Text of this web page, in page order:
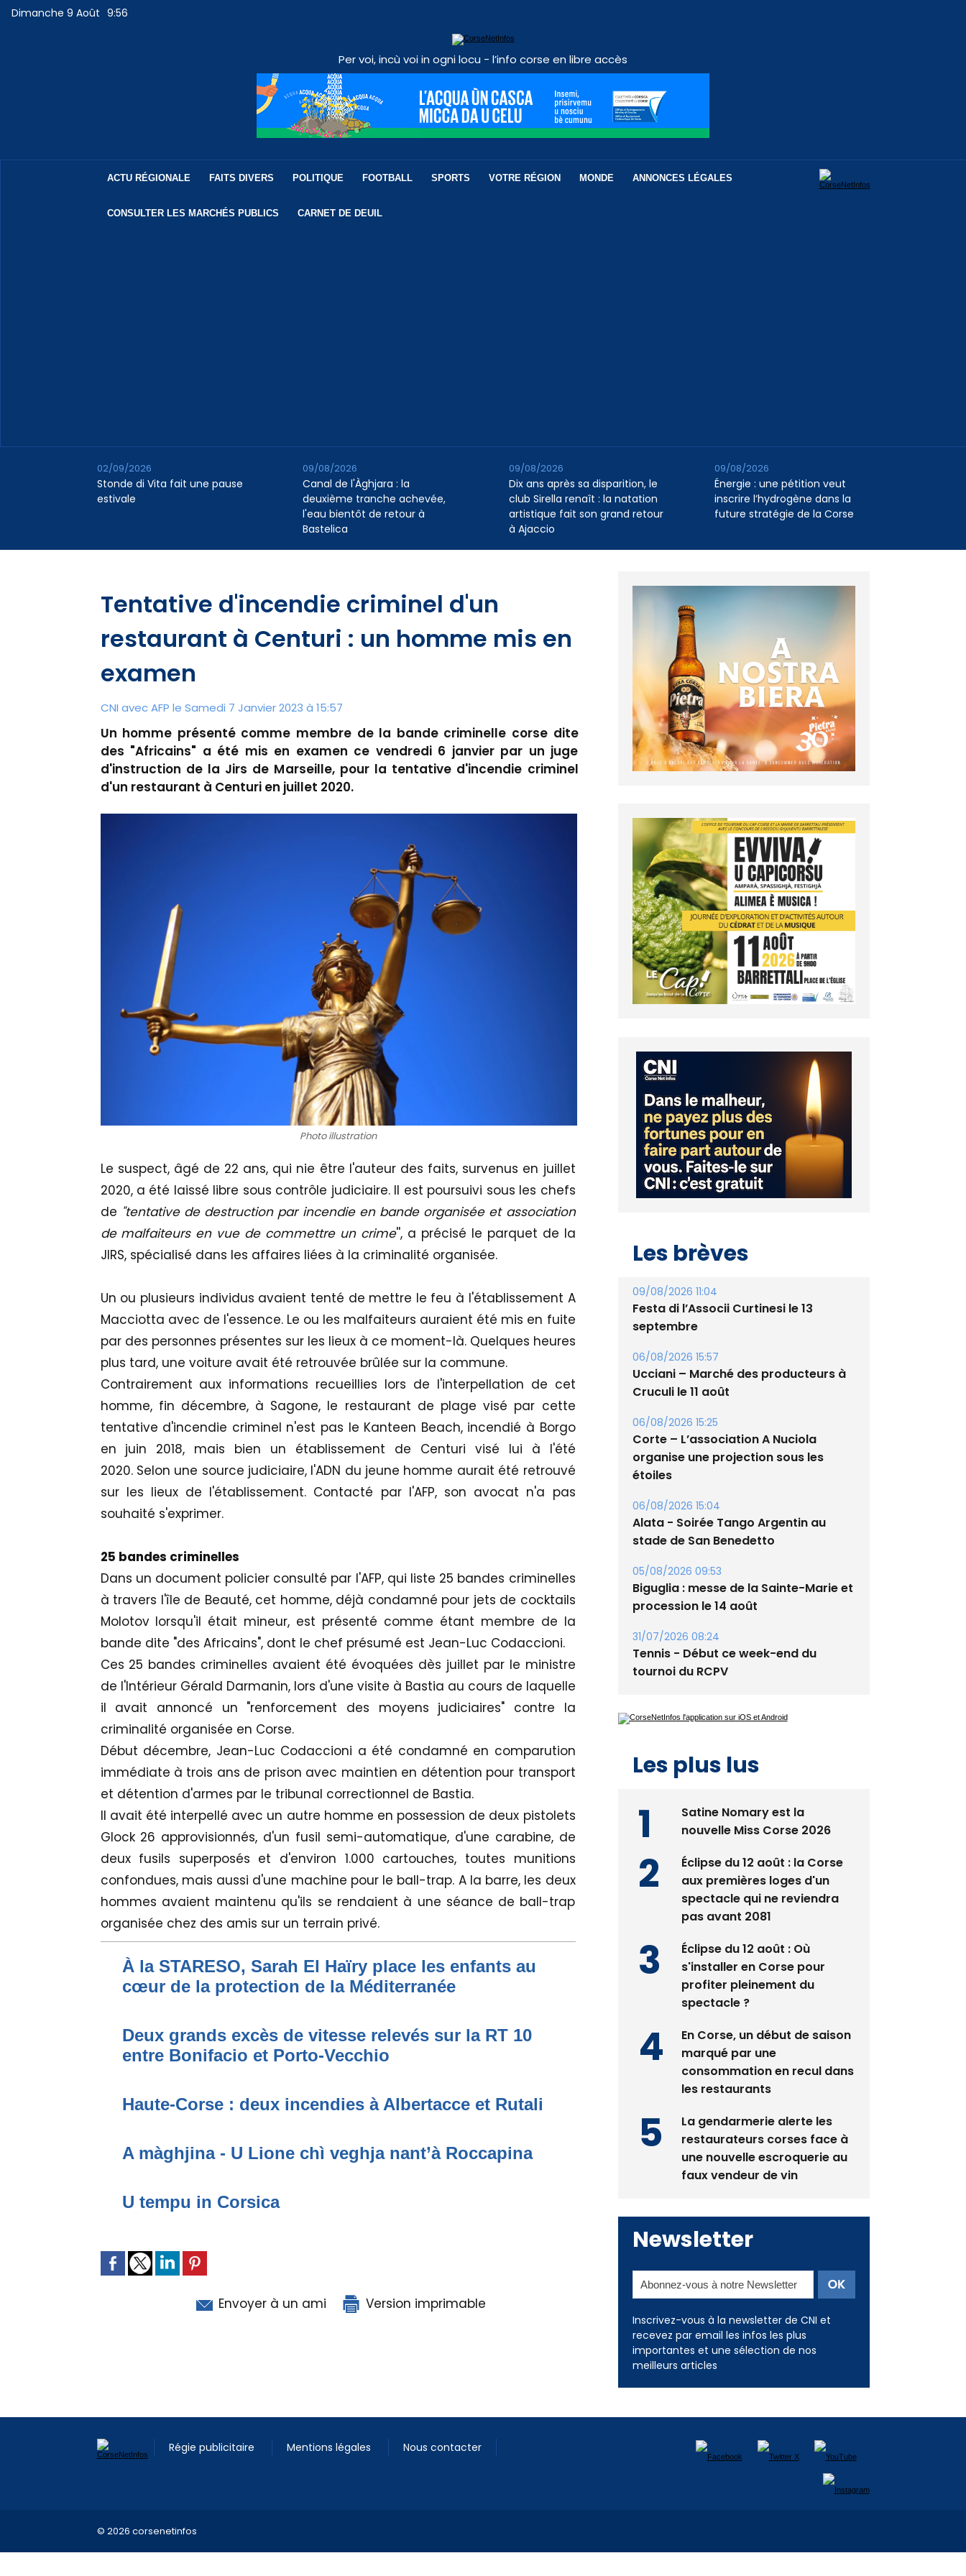
Dimanche 9 Août 9:56
Per voi, incù voi in ogni locu - l’info corse en libre accès
ACTU RÉGIONALE FAITS DIVERS POLITIQUE FOOTBALL SPORTS VOTRE RÉGION MONDE ANNONCES LÉGALES
CONSULTER LES MARCHÉS PUBLICS CARNET DE DEUIL
Stonde di Vita fait une pause
estivale
02/09/2026
Canal de l'Àghjara : la
deuxième tranche achevée,
l'eau bientôt de retour à
Bastelica
09/08/2026
Dix ans après sa disparition, le
club Sirella renaît : la natation
artistique fait son grand retour
à Ajaccio
09/08/2026
Énergie : une pétition veut
inscrire l’hydrogène dans la
future stratégie de la Corse
09/08/2026
Tentative d'incendie criminel d'un
restaurant à Centuri : un homme mis en
examen
CNI avec AFP le Samedi 7 Janvier 2023 à 15:57
Un homme présenté comme membre de la bande criminelle corse dite
des "Africains" a été mis en examen ce vendredi 6 janvier par un juge
d'instruction de la Jirs de Marseille, pour la tentative d'incendie criminel
d'un restaurant à Centuri en juillet 2020.
Photo illustration
Le suspect, âgé de 22 ans, qui nie être l'auteur des faits, survenus en juillet
2020, a été laissé libre sous contrôle judiciaire. Il est poursuivi sous les chefs
de "tentative de destruction par incendie en bande organisée et association
de malfaiteurs en vue de commettre un crime'', a précisé le parquet de la
JIRS, spécialisé dans les affaires liées à la criminalité organisée.
Un ou plusieurs individus avaient tenté de mettre le feu à l'établissement A
Macciotta avec de l'essence. Le ou les malfaiteurs auraient été mis en fuite
par des personnes présentes sur les lieux à ce moment-là. Quelques heures
plus tard, une voiture avait été retrouvée brûlée sur la commune.
Contrairement aux informations recueillies lors de l'interpellation de cet
homme, fin décembre, à Sagone, le restaurant de plage visé par cette
tentative d'incendie criminel n'est pas le Kanteen Beach, incendié à Borgo
en juin 2018, mais bien un établissement de Centuri visé lui à l'été
2020. Selon une source judiciaire, l'ADN du jeune homme aurait été retrouvé
sur les lieux de l'établissement. Contacté par l'AFP, son avocat n'a pas
souhaité s'exprimer.
25 bandes criminelles
Dans un document policier consulté par l'AFP, qui liste 25 bandes criminelles
à travers l'île de Beauté, cet homme, déjà condamné pour jets de cocktails
Molotov lorsqu'il était mineur, est présenté comme étant membre de la
bande dite "des Africains", dont le chef présumé est Jean-Luc Codaccioni.
Ces 25 bandes criminelles avaient été évoquées dès juillet par le ministre
de l'Intérieur Gérald Darmanin, lors d'une visite à Bastia au cours de laquelle
il avait annoncé un "renforcement des moyens judiciaires" contre la
criminalité organisée en Corse.
Début décembre, Jean-Luc Codaccioni a été condamné en comparution
immédiate à trois ans de prison avec maintien en détention pour transport
et détention d'armes par le tribunal correctionnel de Bastia.
Il avait été interpellé avec un autre homme en possession de deux pistolets
Glock 26 approvisionnés, d'un fusil semi-automatique, d'une carabine, de
deux fusils superposés et d'environ 1.000 cartouches, toutes munitions
confondues, mais aussi d'une machine pour le ball-trap. A la barre, les deux
hommes avaient maintenu qu'ils se rendaient à une séance de ball-trap
organisée chez des amis sur un terrain privé.
À la STARESO, Sarah El Haïry place les enfants au
cœur de la protection de la Méditerranée
Deux grands excès de vitesse relevés sur la RT 10
entre Bonifacio et Porto-Vecchio
Haute-Corse : deux incendies à Albertacce et Rutali
A màghjina - U Lione chì veghja nant’à Roccapina
U tempu in Corsica
Envoyer à un ami Version imprimable
Les brèves
09/08/2026 11:04
Festa di l’Associi Curtinesi le 13
septembre
06/08/2026 15:57
Ucciani – Marché des producteurs à
Cruculi le 11 août
06/08/2026 15:25
Corte – L’association A Nuciola
organise une projection sous les
étoiles
06/08/2026 15:04
Alata - Soirée Tango Argentin au
stade de San Benedetto
05/08/2026 09:53
Biguglia : messe de la Sainte-Marie et
procession le 14 août
31/07/2026 08:24
Tennis - Début ce week-end du
tournoi du RCPV
Les plus lus
Satine Nomary est la
nouvelle Miss Corse 2026
Éclipse du 12 août : la Corse
aux premières loges d'un
spectacle qui ne reviendra
pas avant 2081
Éclipse du 12 août : Où
s'installer en Corse pour
profiter pleinement du
spectacle ?
En Corse, un début de saison
marqué par une
consommation en recul dans
les restaurants
La gendarmerie alerte les
restaurateurs corses face à
une nouvelle escroquerie au
faux vendeur de vin
Newsletter
Inscrivez-vous à la newsletter de CNI et
recevez par email les infos les plus
importantes et une sélection de nos
meilleurs articles
Régie publicitaire Mentions légales Nous contacter
© 2026 corsenetinfos